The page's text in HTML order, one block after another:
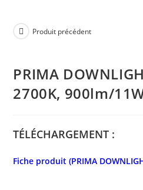
Produit précédent
PRIMA
2700K, 900lm/
TÉLÉCHARGEMENT :
Fiche produit (PRIMA